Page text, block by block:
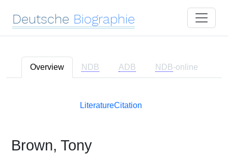
Deutsche Biographie
Overview NDB ADB NDB-online
LiteratureCitation
Brown, Tony